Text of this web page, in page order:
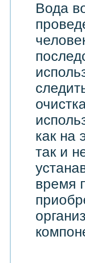
Вода
как на
так и
время